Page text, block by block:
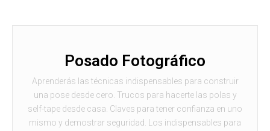
Posado Fotográfico
Aprenderás las técnicas indispensables para construir
una pose desde cero. Trucos para hacerte las polas y
self-tape desde casa. Claves para tener confianza en uno
mismo y demostrar seguridad. Los indispensables para